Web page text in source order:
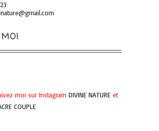
moi sur Instagram DIVINE NATURE et
COUPLE